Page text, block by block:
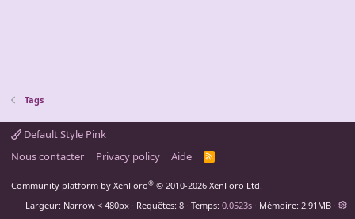
Tags
Default Style Pink
Nous contacter
Privacy policy Aide
R
Community platform by XenForo® © 2010-2026 XenForo Ltd.
Largeur
Requêtes 8 Temps 0.0523s Mémoire 2.91MB